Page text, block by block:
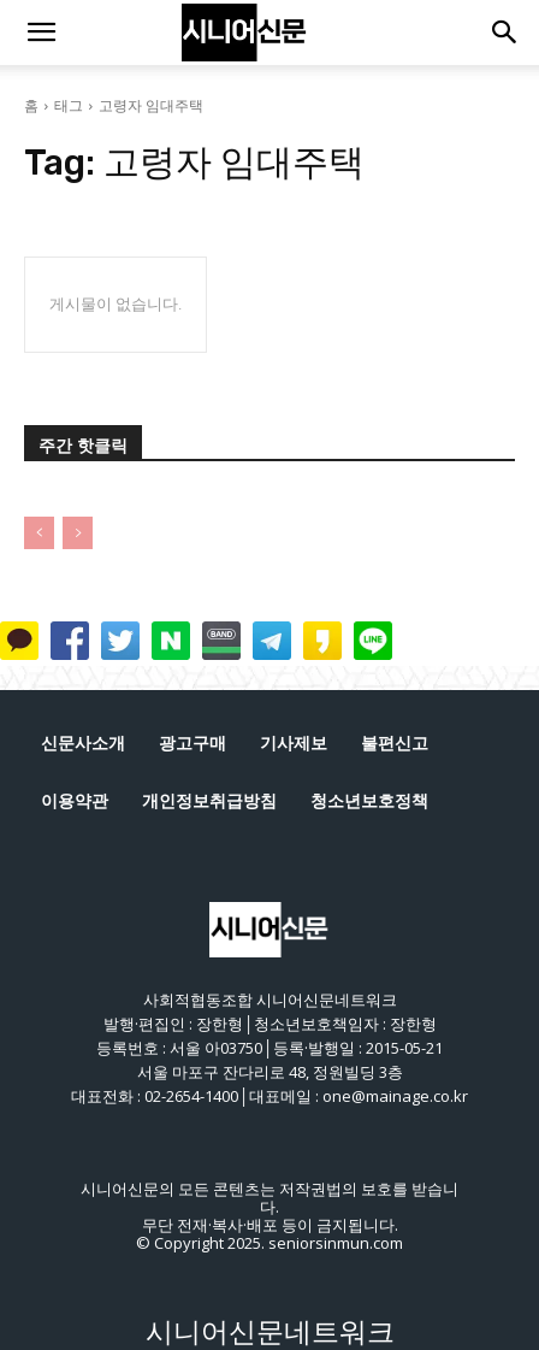
홈 태그 고령자 임대주택
Tag: 고령자 임대주택
게시물이 없습니다.
주간 핫클릭
신문사소개 광고구매 기사제보 불편신고
이용약관 개인정보취급방침 청소년보호정책
사회적협동조합 시니어신문네트워크
발행·편집인 : 장한형│청소년보호책임자 : 장한형
등록번호 : 서울 아03750│등록·발행일 : 2015-05-21
서울 마포구 잔다리로 48, 정원빌딩 3층
대표전화 : 02-2654-1400│대표메일 : one@mainage.co.kr
시니어신문의 모든 콘텐츠는 저작권법의 보호를 받습니
다.
무단 전재·복사·배포 등이 금지됩니다.
© Copyright 2025. seniorsinmun.com
시니어신문네트워크